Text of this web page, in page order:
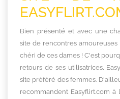
Bien présenté et avec une
site de rencontres
chéri de ces dames ! C'est
retours de ses utilisatrices,
site préféré des femmes.
recommandent Easyflirt.com